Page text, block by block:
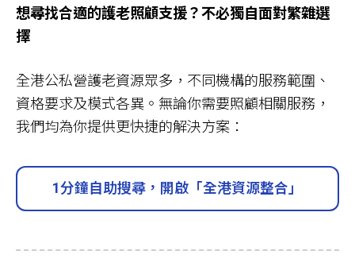
想尋找合適的護老照顧支援？不必獨自面對繁雜選
擇
全港公私營護老資源眾多，不同機構的服務範圍、
資格要求及模式各異。無論你需要照顧相關服務，
我們均為你提供更快捷的解決方案：
1分鐘自助搜尋，開啟「全港資源整合」